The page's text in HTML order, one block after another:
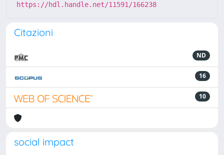
https://hdl.handle.net/11591/166238
Citazioni
ND
16
10
social impact